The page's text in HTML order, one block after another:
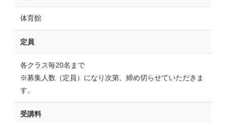
体育館
定員
各クラス毎20名まで
※募集人数（定員）になり次第、締め切らせていただきま
す。
受講料